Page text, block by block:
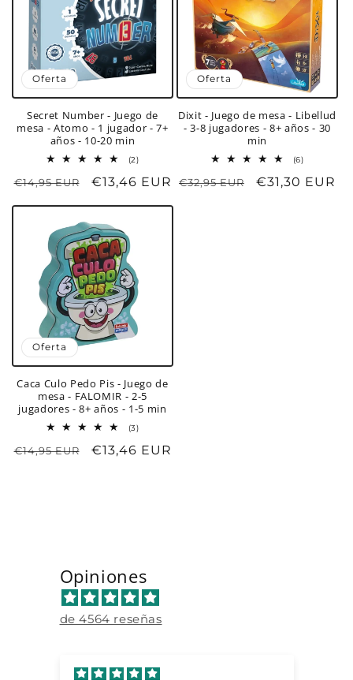
Oferta
Secret Number - Juego de
mesa - Atomo - 1 jugador - 7+
años - 10-20 min
(2)2
totales
Precio
€14,95 EUR
Precio
oferta
€13,46 EUR
Oferta
Dixit - Juego de mesa - Libellud
- 3-8 jugadores - 8+ años - 30
min
(6)6
totales
Precio
€32,95 EUR
Precio
€31,30 EUR
Oferta
Caca Culo Pedo Pis - Juego de
mesa - FALOMIR - 2-5
jugadores - 8+ años - 1-5 min
(3)3
totales
Precio
€14,95 EUR
Precio
€13,46 EUR
Opiniones
de 4564 reseñas